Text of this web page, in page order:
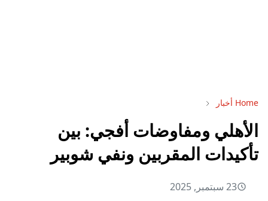
Home أخبار
الأهلي ومفاوضات أفجي: بين
تأكيدات المقربين ونفي شوبير
23 سبتمبر, 2025